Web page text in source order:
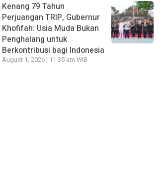
Kenang 79 Tahun
Perjuangan TRIP, Gubernur
Khofifah: Usia Muda Bukan
Penghalang untuk
Berkontribusi bagi Indonesia
August 1, 2026 | 11:35 am WIB